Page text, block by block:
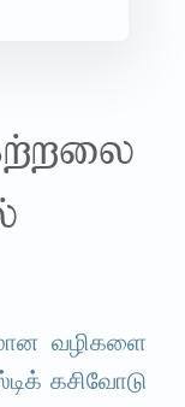
வழிகளை
கசிவோடு